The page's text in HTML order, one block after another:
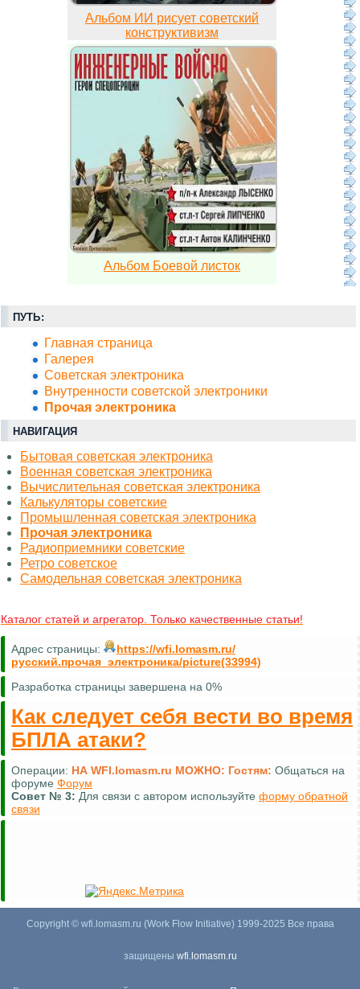
Альбом ИИ рисует советский
конструктивизм
Альбом Боевой листок
ПУТЬ:
Главная страница
Галерея
Советская электроника
Внутренности советской электроники
Прочая электроника
НАВИГАЦИЯ
Бытовая советская электроника
Военная советская электроника
Вычислительная советская электроника
Калькуляторы советские
Промышленная советская электроника
Прочая электроника
Радиоприемники советские
Ретро советское
Самодельная советская электроника
Каталог статей и агрегатор. Только качественные статьи!
Адрес страницы:
https://wfi.lomasm.ru/
русский.прочая_электроника/picture(33994)
Разработка страницы завершена на 0%
Как следует себя вести во время
БПЛА атаки?
Операции: НА WFI.lomasm.ru МОЖНО: Гостям: Общаться на
форуме Форум
Совет № 3: Для связи с автором используйте форму обратной
связи
Copyright © wfi.lomasm.ru (Work Flow Initiative) 1999-2025 Все права
защищены wfi.lomasm.ru